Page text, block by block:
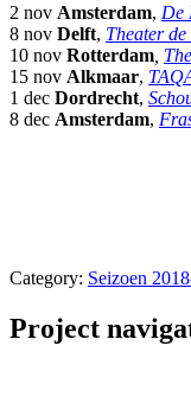
2 nov Amsterdam, De
8 nov Delft, Theater de
10 nov Rotterdam
15 nov Alkmaar,
1 dec Dordrecht,
8 dec Amsterdam,
Category: Seizoen
Project